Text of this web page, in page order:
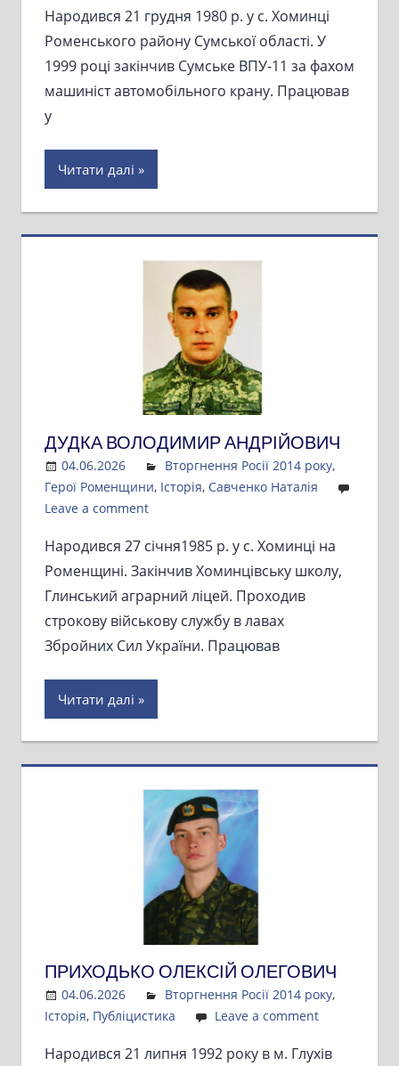
Народився 21 грудня 1980 р. у с. Хоминці
Роменського району Сумської області. У
1999 році закінчив Сумське ВПУ-11 за фахом
машиніст автомобільного крану. Працював
у
Читати далі
ДУДКА ВОЛОДИМИР АНДРІЙОВИЧ
04.06.2026 Admin
Вторгнення Росії 2014 року,
Герої Роменщини, Історія, Савченко Наталія
Leave a comment
Народився 27 січня1985 р. у с. Хоминці на
Роменщині. Закінчив Хоминцівську школу,
Глинський аграрний ліцей. Проходив
строкову військову службу в лавах
Збройних Сил України. Працював
Читати далі
ПРИХОДЬКО ОЛЕКСІЙ ОЛЕГОВИЧ
04.06.2026 Admin
Вторгнення Росії 2014 року,
Історія, Публіцистика Leave a comment
Народився 21 липня 1992 року в м. Глухів